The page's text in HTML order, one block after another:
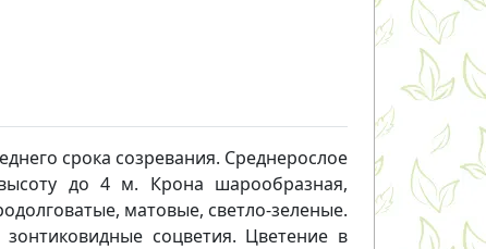
срока созревания. Среднерослое
до 4 м. Крона шарообразная,
матовые, светло-зеленые.
соцветия. Цветение в